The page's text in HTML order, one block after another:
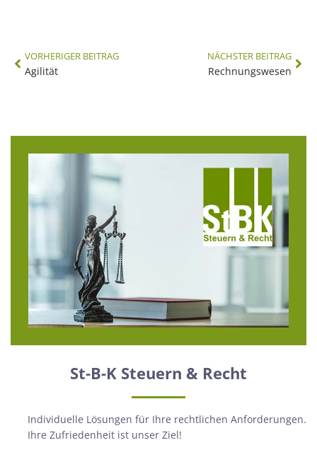
VORHERIGER BEITRAG
Agilität
NÄCHSTER BEITRAG
Rechnungswesen
St-B-K Steuern & Recht
Individuelle Lösungen für Ihre rechtlichen Anforderungen.
Ihre Zufriedenheit ist unser Ziel!